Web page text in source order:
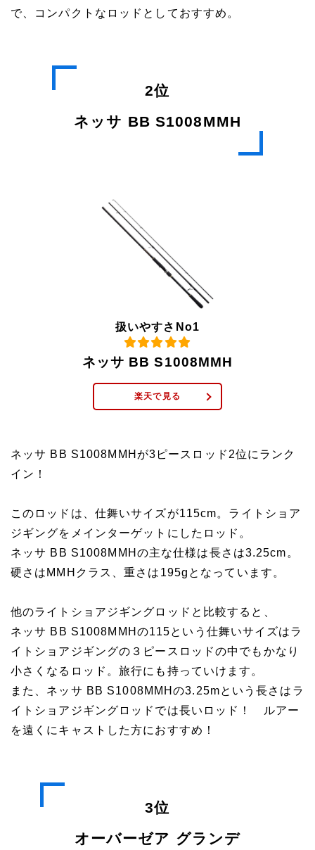
で、コンパクトなロッドとしておすすめ。
2位
ネッサ BB S1008MMH
扱いやすさNo1
ネッサ BB S1008MMH
楽天で見る
ネッサ BB S1008MMHが3ピースロッド2位にランク
イン！
このロッドは、仕舞いサイズが115cm。ライトショア
ジギングをメインターゲットにしたロッド。
ネッサ BB S1008MMHの主な仕様は長さは3.25cm。
硬さはMMHクラス、重さは195gとなっています。
他のライトショアジギングロッドと比較すると、
ネッサ BB S1008MMHの115という仕舞いサイズはラ
イトショアジギングの３ピースロッドの中でもかなり
小さくなるロッド。旅行にも持っていけます。
また、ネッサ BB S1008MMHの3.25mという長さはラ
イトショアジギングロッドでは長いロッド！ ルアー
を遠くにキャストした方におすすめ！
3位
オーバーゼア グランデ